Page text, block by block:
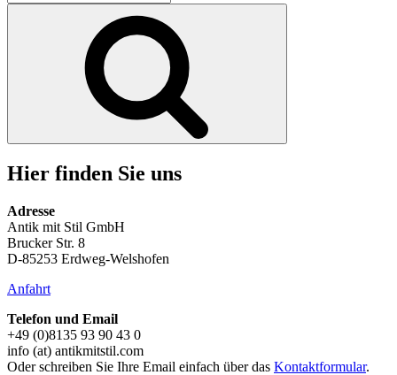
nach:
Hier finden Sie uns
Adresse
Antik mit Stil GmbH
Brucker Str. 8
D-85253 Erdweg-Welshofen
Anfahrt
Telefon und Email
+49 (0)8135 93 90 43 0
info (at) antikmitstil.com
Oder schreiben Sie Ihre Email einfach über das Kontaktformular.